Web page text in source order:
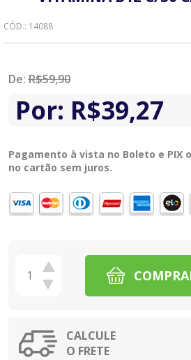
CÓD.: 14088
De: R$59,90
Por: R$39,27
Pagamento à vista no Boleto e PIX
no cartão sem juros.
CALCULE
O FRETE